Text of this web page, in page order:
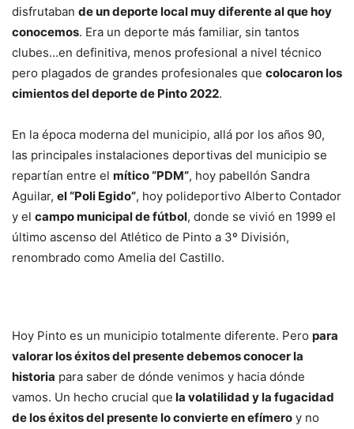
disfrutaban de un deporte local muy diferente al que hoy
conocemos. Era un deporte más familiar, sin tantos
clubes…en definitiva, menos profesional a nivel técnico
pero plagados de grandes profesionales que colocaron los
cimientos del deporte de Pinto 2022.
En la época moderna del municipio, allá por los años 90,
las principales instalaciones deportivas del municipio se
repartían entre el mítico “PDM”, hoy pabellón Sandra
Aguilar, el “Poli Egido”, hoy polideportivo Alberto Contador
y el campo municipal de fútbol, donde se vivió en 1999 el
último ascenso del Atlético de Pinto a 3º División,
renombrado como Amelia del Castillo.
Hoy Pinto es un municipio totalmente diferente. Pero para
valorar los éxitos del presente debemos conocer la
historia para saber de dónde venimos y hacia dónde
vamos. Un hecho crucial que la volatilidad y la fugacidad
de los éxitos del presente lo convierte en efímero y no